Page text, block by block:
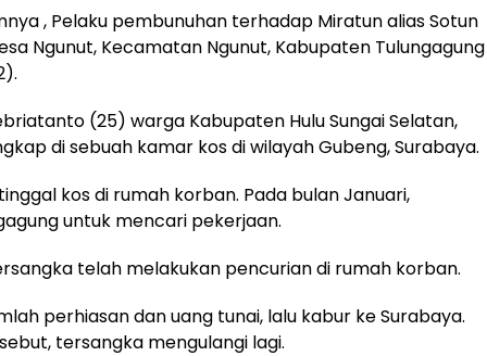
, Pelaku pembunuhan terhadap Miratun alias Sotun
Ngunut, Kecamatan Ngunut, Kabupaten Tulungagung
(25) warga Kabupaten Hulu Sungai Selatan,
di sebuah kamar kos di wilayah Gubeng, Surabaya.
kos di rumah korban. Pada bulan Januari,
untuk mencari pekerjaan.
telah melakukan pencurian di rumah korban.
perhiasan dan uang tunai, lalu kabur ke Surabaya.
tersangka mengulangi lagi.